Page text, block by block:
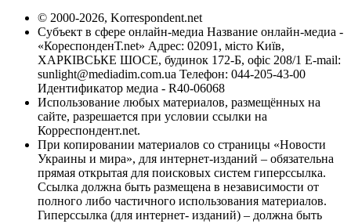
© 2000-2026, Korrespondent.net
Субъект в сфере онлайн-медиа Название онлайн-медиа -
«КореспонденТ.net» Адрес: 02091, місто Київ,
ХАРКІВСЬКЕ ШОСЕ, будинок 172-Б, офіс 208/1 E-mail:
sunlight@mediadim.com.ua Телефон: 044-205-43-00
Идентификатор медиа - R40-06068
Использование любых материалов, размещённых на
сайте, разрешается при условии ссылки на
Корреспондент.net.
При копировании материалов со страницы «Новости
Украины и мира», для интернет-изданий – обязательна
прямая открытая для поисковых систем гиперссылка.
Ссылка должна быть размещена в независимости от
полного либо частичного использования материалов.
Гиперссылка (для интернет- изданий) – должна быть